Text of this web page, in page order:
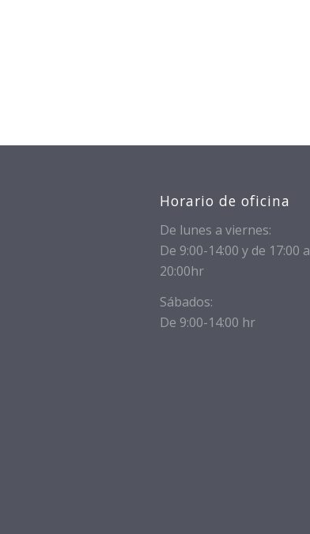
Horario de oficina
De lunes a viernes:
De 9:00-14:00 y de 17:00 a
20:00hr
Sábados:
De 9:00-14:00 hr